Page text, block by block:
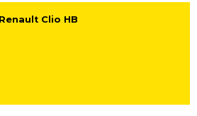
Renault Clio HB